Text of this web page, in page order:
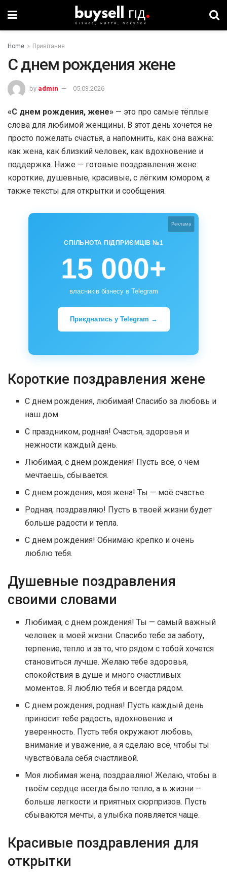
Home Привітання
С днем рождения жене
by admin 05.03.2026
«С днем рождения, жене» — это про самые тёплые
слова для любимой женщины. В этот день хочется не
просто пожелать счастья, а напомнить, как она важна:
как жена, как близкий человек, как вдохновение и
поддержка. Ниже — готовые поздравления жене:
короткие, душевные, красивые, с лёгким юмором, а
также тексты для открытки и сообщения.
Реклама
СПІЛЬНОТА ПІДПРИЄМЦІВ №1
15 000+
власників бізнесу в Telegram
Приєднатись у Telegram →
Короткие поздравления жене
С днем рождения, любимая! Спасибо за любовь и
наш дом.
С праздником, родная! Счастья, здоровья и
нежности каждый день.
Любимая, с днем рождения! Пусть всё, о чём
мечтаешь, сбывается.
С днем рождения, моя жена! Ты — моё счастье.
Родная, поздравляю! Пусть в твоей жизни будет
больше радости и тепла.
С днем рождения! Обнимаю крепко и очень
люблю тебя.
Душевные поздравления
своими словами
Любимая, с днем рождения! Ты — самый важный
человек в моей жизни. Спасибо тебе за заботу,
терпение, тепло и за то, что рядом с тобой хочется
становиться лучше. Желаю тебе здоровья,
спокойствия в душе и много счастливых
моментов. Я люблю тебя и всегда рядом.
С днем рождения, родная! Пусть каждый день
приносит тебе радость, вдохновение и
уверенность. Пусть тебя окружают любовь,
внимание и уважение, а я сделаю всё, чтобы ты
чувствовала себя счастливой.
Моя любимая жена, поздравляю! Желаю, чтобы в
твоём сердце всегда было тепло, а в жизни —
больше легкости и приятных сюрпризов. Пусть
сбываются мечты, а улыбка появляется чаще.
Красивые поздравления для
открытки